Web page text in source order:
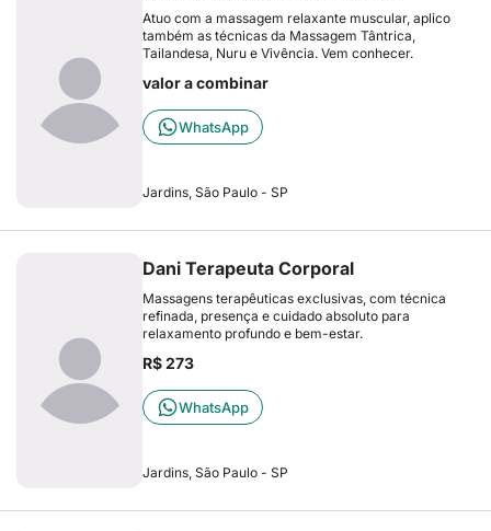
Atuo com a massagem relaxante muscular, aplico
também as técnicas da Massagem Tântrica,
Tailandesa, Nuru e Vivência. Vem conhecer.
valor a combinar
WhatsApp
Jardins, São Paulo - SP
Dani Terapeuta Corporal
Massagens terapêuticas exclusivas, com técnica
refinada, presença e cuidado absoluto para
relaxamento profundo e bem-estar.
R$ 273
WhatsApp
Jardins, São Paulo - SP